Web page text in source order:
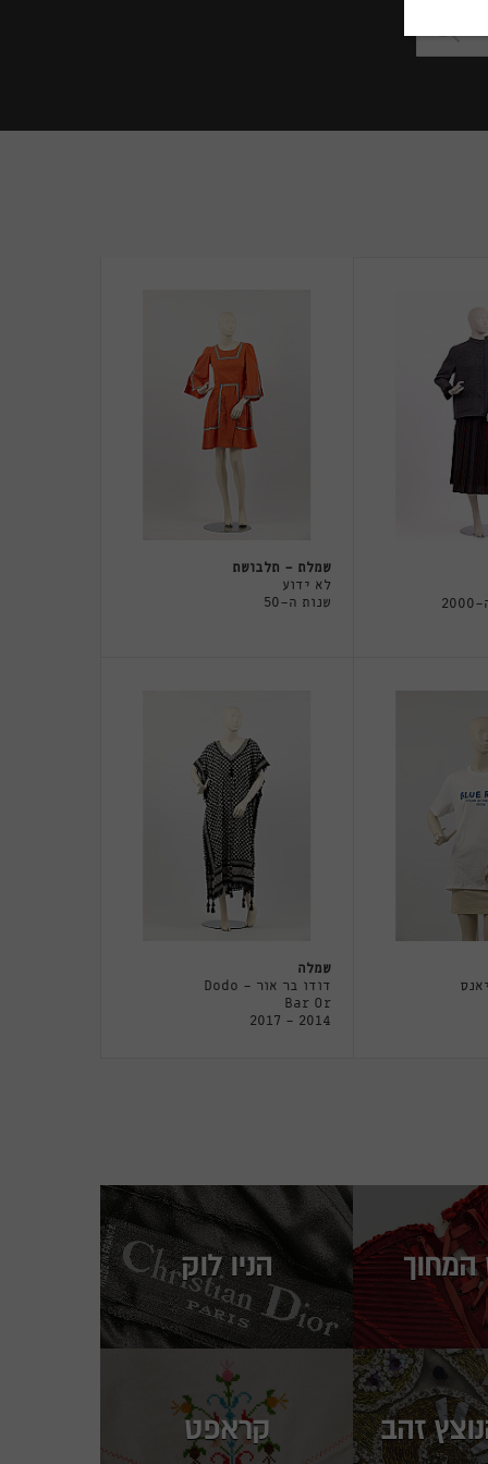
שמלת - תלבושת
לא ידוע
שנות ה-50
שמלה
דודו בר אור - Dodo
Bar Or
2014 - 2017
הניו לוק
זהב קראפט